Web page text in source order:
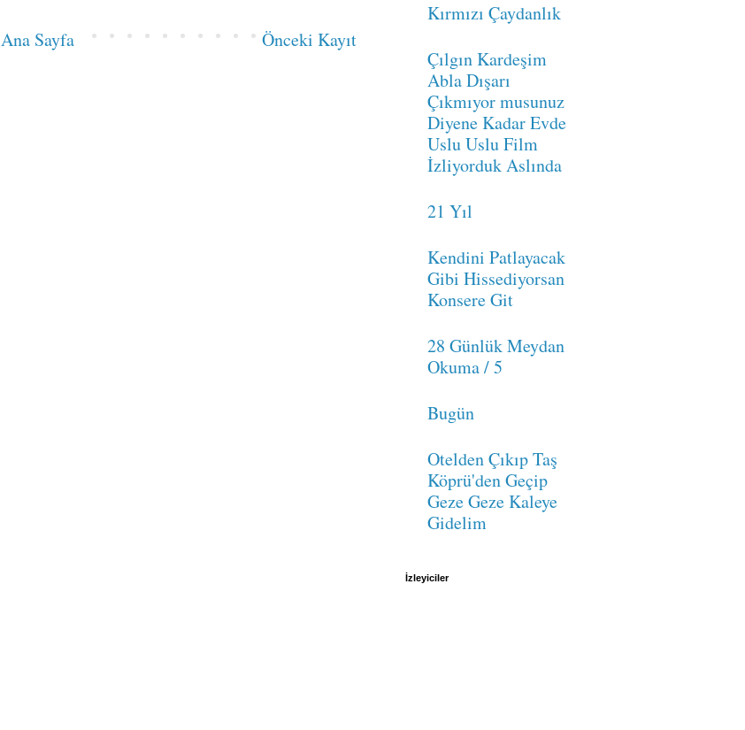
Önceki Kayıt
Ana Sayfa
Kırmızı Çaydanlık
Çılgın Kardeşim
Abla Dışarı
Çıkmıyor musunuz
Diyene Kadar Evde
Uslu Uslu Film
İzliyorduk Aslında
21 Yıl
Kendini Patlayacak
Gibi Hissediyorsan
Konsere Git
28 Günlük Meydan
Okuma / 5
Bugün
Otelden Çıkıp Taş
Köprü'den Geçip
Geze Geze Kaleye
Gidelim
İzleyiciler